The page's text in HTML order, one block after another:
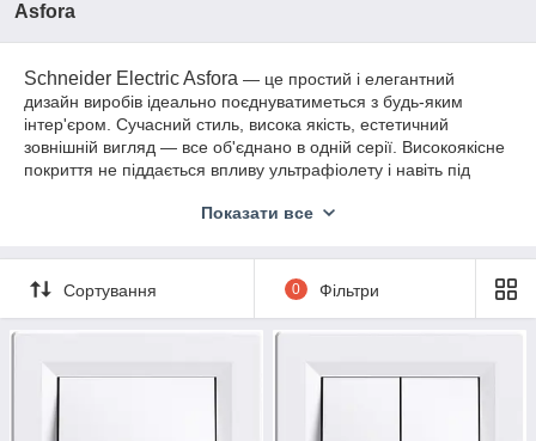
Asfora
Schneider Electric Asfora — це простий і елегантний
дизайн виробів ідеально поєднуватиметься з будь-яким
інтер'єром. Сучасний стиль, висока якість, естетичний
зовнішній вигляд — все об'єднано в одній серії. Високоякісне
покриття не піддається впливу ультрафіолету і навіть під
як новий роками. ВибірAsfora— оптимальне поєднання
Показати все
Сортування 0 Фільтри